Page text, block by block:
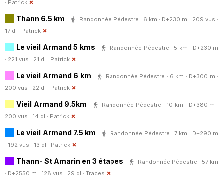
· Patrick
Thann 6.5 km
Randonnée Pédestre · 6 km · D+230 m · 209 vus ·
17 dl · Patrick
Le vieil Armand 5 kms
Randonnée Pédestre · 5 km · D+230 m
· 221 vus · 21 dl · Patrick
Le vieil Armand 6 km
Randonnée Pédestre · 6 km · D+300 m ·
200 vus · 22 dl · Patrick
Vieil Armand 9.5km
Randonnée Pédestre · 10 km · D+380 m ·
200 vus · 14 dl · Patrick
Le vieil Armand 7.5 km
Randonnée Pédestre · 7 km · D+290 m
· 192 vus · 13 dl · Patrick
Thann- St Amarin en 3 étapes
Randonnée Pédestre · 57 km
· D+2550 m · 128 vus · 29 dl · Traces